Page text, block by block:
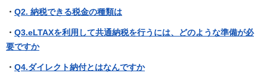
・ Q2. 納税できる税金の種類は
・ Q3.eLTAXを利用して共通納税を行うには、どのような準備が必
要ですか
・ Q4.ダイレクト納付とはなんですか